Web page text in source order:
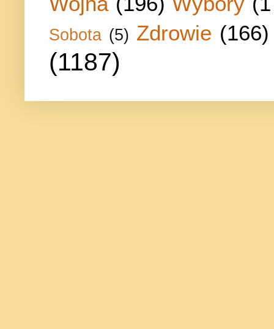
Sobota (5) Zdrowie (166)
(1187)